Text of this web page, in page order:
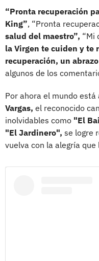
“Pronta recuperación
King”, “Pronta
salud del maestro”, “Mi
la Virgen te cuiden y te
recuperación, un
algunos de los
Por ahora el mundo
Vargas, el reconocido
inolvidables como "El
"El Jardinero", se logre
vuelva con la alegría que